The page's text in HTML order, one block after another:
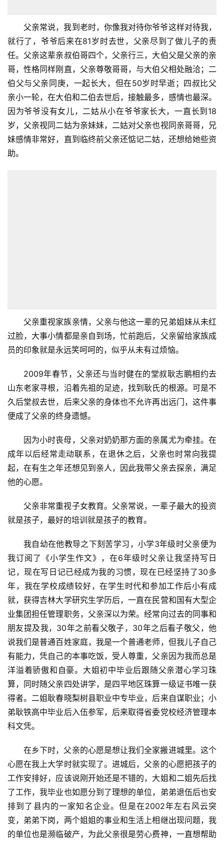
父亲常说，我到老时，你像我对待你爷爷这样对待我，
就行了，爷爷后来在81岁时去世，父亲尽到了做儿子的责
任。父亲这辈亲叔伯哥四个，父亲行三，大伯父是父亲的亲
哥，性格同样刚直，父亲尊敬哥哥，与大伯父相处融洽；二
伯父与父亲同庚，一起长大，但在50岁时早逝；四叔比父
亲小一轮，在大伯和二伯去世后，接触最多，感情也最深。
因为爷爷没有女儿，二姑从小在爷爷家长大，一直长到18
岁，父亲视同二姑为亲妹妹，二姑对父亲也视同亲哥哥，兄
妹感情非常好，直到临终前父亲还惦记二姑，还想给她些资
助。
父亲重视家族亲情，父亲与他这一辈的兄弟姐妹从未红
过脸，大事小情都是亲自到场，忙前跑后，父亲留给家族成
员的印象就是永远笑呵呵的，似乎从未有过烦恼。
2009年春节，父亲还与当时健在的堂叔耿志鹏相约去
山东老家寻根，沿着先祖的足迹，找到耿氏的根源。可是不
久后堂叔去世，后来父亲的身体也不允许再出远门，这件事
便成了父亲的终身遗憾。
因为小时丧母，父亲对奶奶那方面的亲属尤为牵挂。在
成年以后经常走动联系，在退休之后，父亲也时常向我提
起，在有生之年还想见到亲人，因此我带父亲去探亲，满足
他的心愿。
父亲非常重视子女教育。父亲常说，一辈子最大的投资
就是孩子，最好的培训就是孩子的教育。
我自幼在他教导之下刻苦学习，小学3年级时父亲便为
我订阅了《小学生作文》，在6年级时父亲让我坚持写日
记，现在写日记已经成为我的习惯，现在已经坚持了30多
年，我在学校成绩较好，在学生时代和参加工作后小有成
就，获得吉林大学研究生学历后，一直在民营和国有大型企
业集团担任管理职务，父亲深以为荣。经常向过去的同事和
朋友提及我，30年之前看父敬子，30年之后看子敬父，他
说我们是普通百姓家庭，我是一个普通老师，但我儿子自己
有能力，凭自己的本事吃饭，受人尊重，父亲因为我而总是
洋溢着骄傲和自豪。大姐初中毕业后跟随父亲潜心学习珠
算，同时随父亲四处讲学，是四平地区珠算一级证书唯一获
得者。二姐耿春晓梨树县职业中专毕业，后来自谋职业；小
弟耿铁高中毕业后入伍参军，后来取得省委党校经济管理本
科文凭。
在乡下时，父亲的心愿是想让我们全家搬进城里。这个
心愿在我上大学时就实现了。进城后，父亲的心愿把孩子的
工作安排好，应该说刚开始还是不错的，大姐和二姐先后找
了工作，我毕业也如愿分到了理想的单位，弟弟退伍后也安
排到了县内的一家知名企业。但是在2002年左右风云突
变，弟弟下岗，两个姐姐的事业和生活上相继出现问题，我
的单位也是濒临破产，为此父亲很是劳心费神，一直想帮助